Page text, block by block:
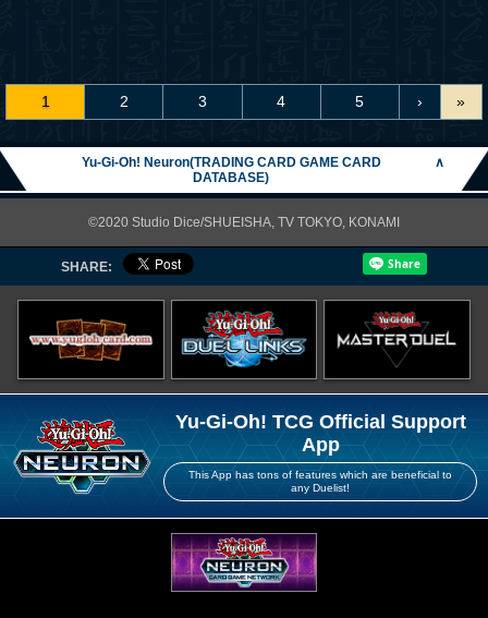
1 2 3 4 5 › »
Yu-Gi-Oh! Neuron(TRADING CARD GAME CARD
DATABASE)
∧
©2020 Studio Dice/SHUEISHA, TV TOKYO, KONAMI
SHARE:
Yu-Gi-Oh! TCG Official Support
App
This App has tons of features which are beneficial to
any Duelist!